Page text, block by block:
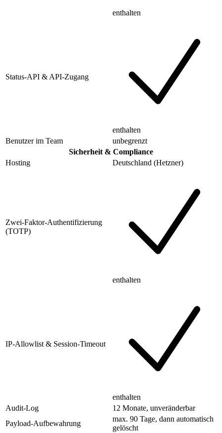
enthalten
Status-API & API-Zugang
enthalten
Benutzer im Team
unbegrenzt
Sicherheit & Compliance
Hosting
Deutschland (Hetzner)
Zwei-Faktor-Authentifizierung
(TOTP)
enthalten
IP-Allowlist & Session-Timeout
enthalten
Audit-Log
12 Monate, unveränderbar
Payload-Aufbewahrung
max. 90 Tage, dann automatisch
gelöscht